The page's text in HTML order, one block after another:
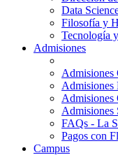
Data
Filosofía y
Tecnología
Admisiones
Admisiones
Admisiones
Admisiones
Admisiones
FAQs - La
Pagos con
Campus